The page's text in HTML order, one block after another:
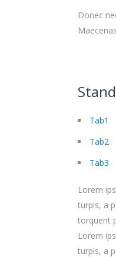
Donec
Tab1
Tab2
Tab3
Lorem
turpis, a
torquent
Lorem
turpis, a